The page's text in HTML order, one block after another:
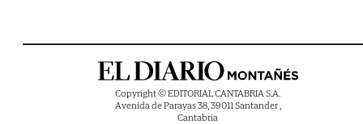
Copyright © EDITORIAL CANTABRIA S.A.
Avenida de Parayas 38, 39011 Santander ,
Cantabria